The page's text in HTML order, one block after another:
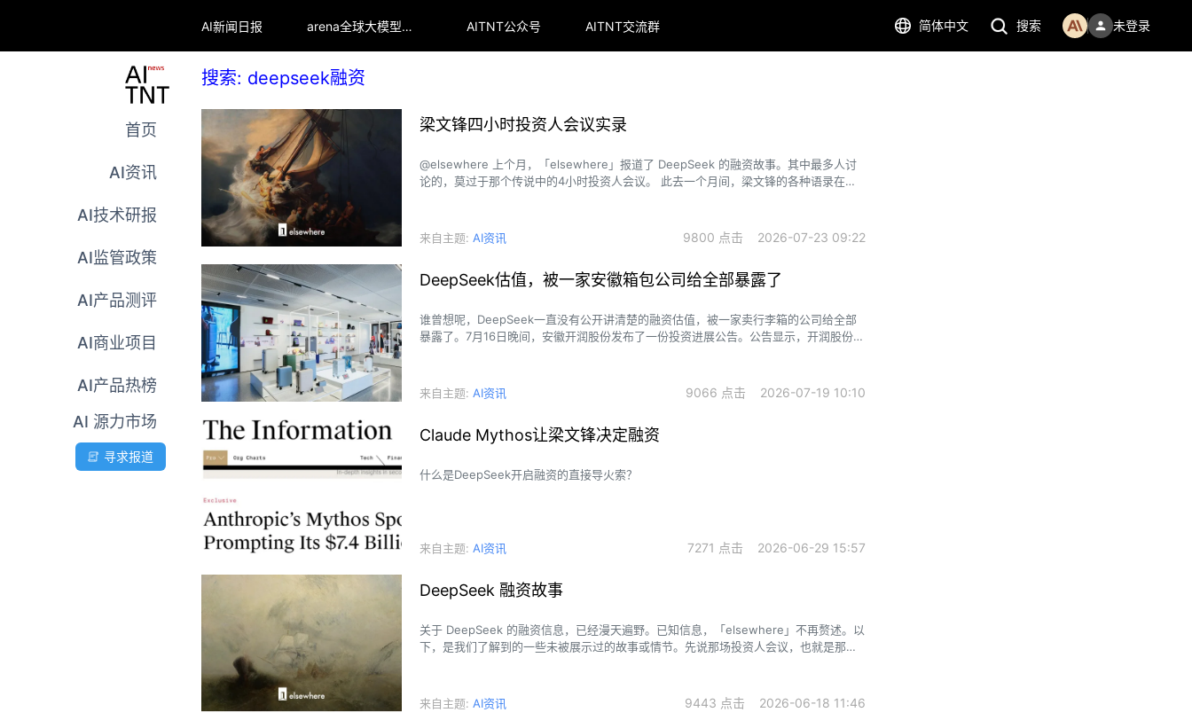
AI新闻日报 arena全球大模型排行榜 AITNT公众号 AITNT交流群 简体中文 搜索 未登录
首页
AI资讯
AI技术研报
AI监管政策
AI产品测评
AI商业项目
AI产品热榜
AI 源力市场
寻求报道
搜索: deepseek融资
梁文锋四小时投资人会议实录
@elsewhere 上个月，「elsewhere」报道了 DeepSeek 的融资故事。其中最多人讨
论的，莫过于那个传说中的4小时投资人会议。 此去一个月间，梁文锋的各种语录在江
来自主题: AI资讯 9800 点击 2026-07-23 09:22
DeepSeek估值，被一家安徽箱包公司给全部暴露了
谁曾想呢，DeepSeek一直没有公开讲清楚的融资估值，被一家卖行李箱的公司给全部
暴露了。7月16日晚间，安徽开润股份发布了一份投资进展公告。公告显示，开润股份参
来自主题: AI资讯 9066 点击 2026-07-19 10:10
Claude Mythos让梁文锋决定融资
什么是DeepSeek开启融资的直接导火索？
来自主题: AI资讯 7271 点击 2026-06-29 15:57
DeepSeek 融资故事
关于 DeepSeek 的融资信息，已经漫天遍野。已知信息，「elsewhere」不再赘述。以
下，是我们了解到的一些未被展示过的故事或情节。先说那场投资人会议，也就是那个
来自主题: AI资讯 9443 点击 2026-06-18 11:46